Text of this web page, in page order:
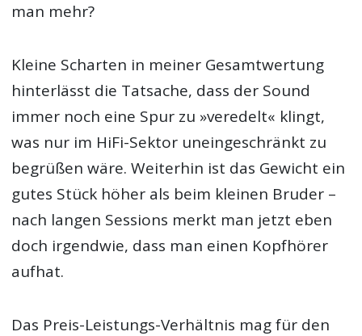
man mehr?
Kleine Scharten in meiner Gesamtwertung
hinterlässt die Tatsache, dass der Sound
immer noch eine Spur zu »veredelt« klingt,
was nur im HiFi-Sektor uneingeschränkt zu
begrüßen wäre. Weiterhin ist das Gewicht ein
gutes Stück höher als beim kleinen Bruder –
nach langen Sessions merkt man jetzt eben
doch irgendwie, dass man einen Kopfhörer
aufhat.
Das Preis-Leistungs-Verhältnis mag für den